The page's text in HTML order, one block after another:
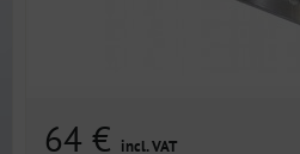
64 € incl. VAT